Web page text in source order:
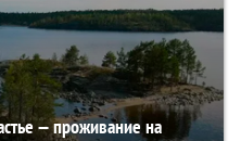
— проживание на